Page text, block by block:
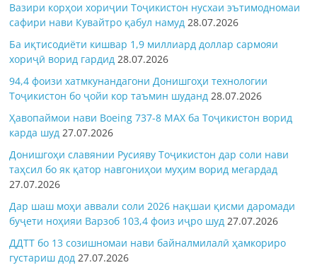
Вазири корҳои хориҷии Тоҷикистон нусхаи эътимодномаи
сафири нави Кувайтро қабул намуд 28.07.2026
Ба иқтисодиёти кишвар 1,9 миллиард доллар сармояи
хориҷӣ ворид гардид 28.07.2026
94,4 фоизи хатмкунандагони Донишгоҳи технологии
Тоҷикистон бо ҷойи кор таъмин шуданд 28.07.2026
Ҳавопаймои нави Boeing 737-8 MAX ба Тоҷикистон ворид
карда шуд 27.07.2026
Донишгоҳи славянии Русияву Тоҷикистон дар соли нави
таҳсил бо як қатор навгониҳои муҳим ворид мегардад
27.07.2026
Дар шаш моҳи аввали соли 2026 нақшаи қисми даромади
буҷети ноҳияи Варзоб 103,4 фоиз иҷро шуд 27.07.2026
ДДТТ бо 13 созишномаи нави байналмилалӣ ҳамкориро
густариш дод 27.07.2026